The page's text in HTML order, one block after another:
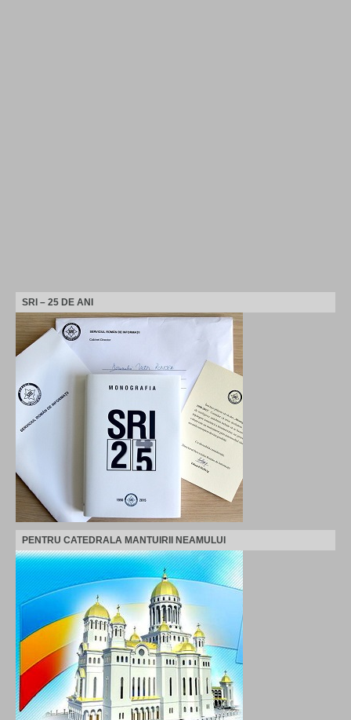
SRI – 25 DE ANI
PENTRU CATEDRALA MANTUIRII NEAMULUI